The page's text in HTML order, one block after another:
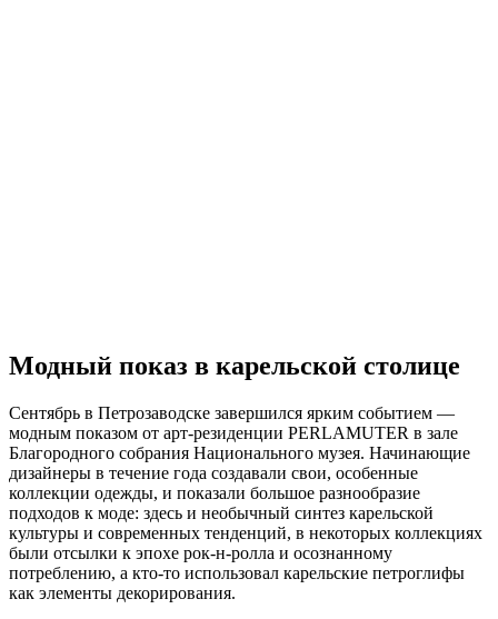
Модный показ в карельской столице
Сентябрь в Петрозаводске завершился ярким событием —
модным показом от арт-резиденции PERLAMUTER в зале
Благородного собрания Национального музея. Начинающие
дизайнеры в течение года создавали свои, особенные
коллекции одежды, и показали большое разнообразие
подходов к моде: здесь и необычный синтез карельской
культуры и современных тенденций, в некоторых коллекциях
были отсылки к эпохе рок-н-ролла и осознанному
потреблению, а кто-то использовал карельские петроглифы
как элементы декорирования.